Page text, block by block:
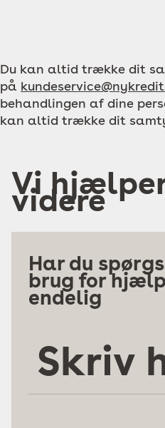
Du kan altid trække dit
på
behandlingen af dine
kan altid trække dit
Vi
videre
Har du
brug for
endelig
her